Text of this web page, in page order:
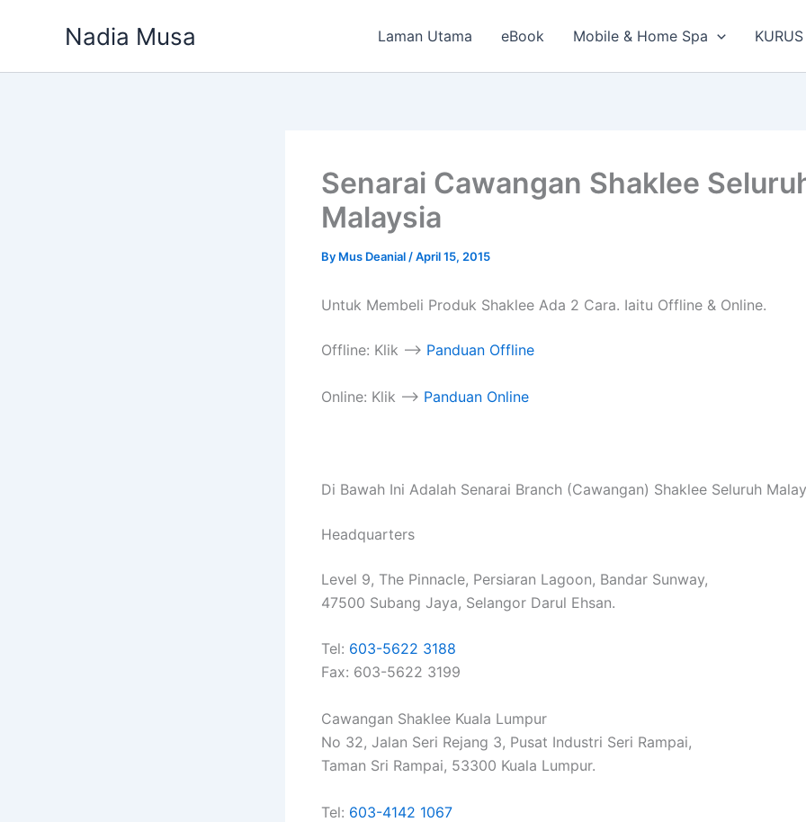
Nadia Musa Laman Utama eBook Mobile & Home Spa
Senarai Cawangan Shaklee
Malaysia
By Mus Deanial /April 15, 2015
Untuk Membeli Produk Shaklee Ada 2 Cara. Iaitu Offline & Online.
Offline: Klik –> Panduan Offline
Online: Klik –> Panduan Online
Di Bawah Ini Adalah Senarai Branch (Cawangan) Shaklee Seluruh
Headquarters
Level 9, The Pinnacle, Persiaran Lagoon, Bandar Sunway,
47500 Subang Jaya, Selangor Darul Ehsan.
Tel: 603-5622 3188
Fax: 603-5622 3199
Cawangan Shaklee Kuala Lumpur
No 32, Jalan Seri Rejang 3, Pusat Industri Seri Rampai,
Taman Sri Rampai, 53300 Kuala Lumpur.
Tel: 603-4142 1067